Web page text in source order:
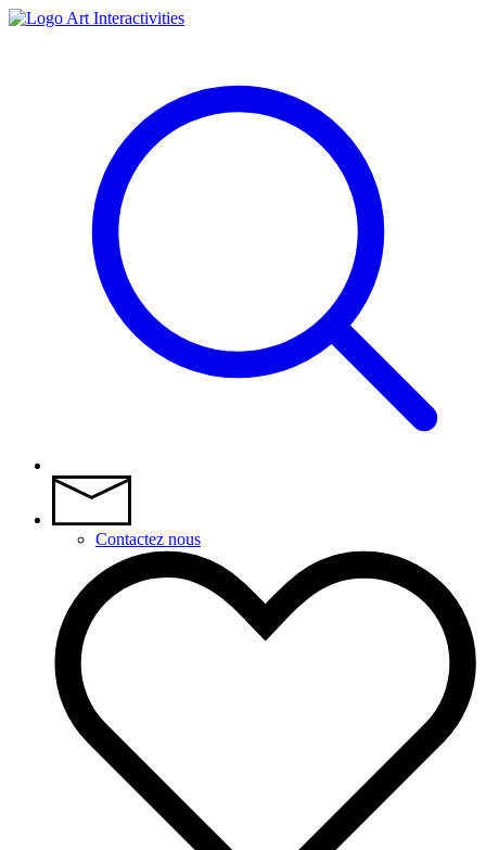
Art Interactivities
Contactez nous